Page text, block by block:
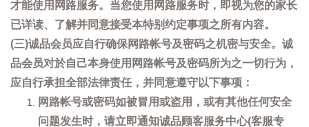
才能使用网路服务。当您使用网路服务时，即视为您的家长
已详读、了解并同意接受本特别约定事项之所有内容。
(三)诚品会员应自行确保网路帐号及密码之机密与安全。诚
品会员对於自己本身使用网路帐号及密码所为之一切行为，
应自行承担全部法律责任，并同意遵守以下事项：
网路帐号或密码如被冒用或盗用，或有其他任何安全
问题发生时，请立即通知诚品顾客服务中心(客服专